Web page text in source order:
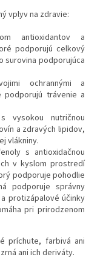
vplyv na zdravie:
antioxidantov a
podporujú celkový
surovina podporujúca
ochrannými a
podporujú trávenie a
vysokou nutričnou
a zdravých lipidov,
vlákniny.
s antioxidačnou
v kyslom prostredí
podporuje pohodlie
podporuje správny
protizápalové účinky
pri prirodzenom
príchute, farbivá ani
ani ich deriváty.